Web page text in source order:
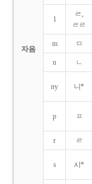
자음
l
ㄹ,
ㄹㄹ
m ㅁ
n ㄴ
ny 니*
p ㅍ
r ㄹ
s 시*